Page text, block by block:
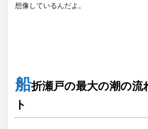
想像しているんだよ。
船折瀬戸の最大の潮の流
ト